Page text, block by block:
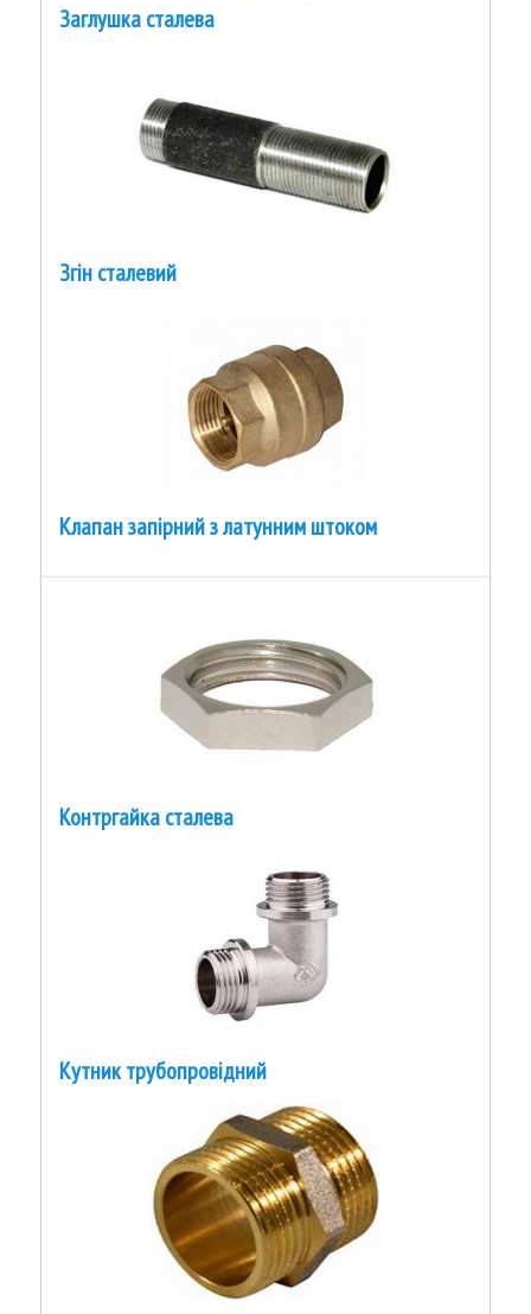
Заглушка сталева
Згін сталевий
Клапан запірний з латунним штоком
Контргайка сталева
Кутник трубопровідний